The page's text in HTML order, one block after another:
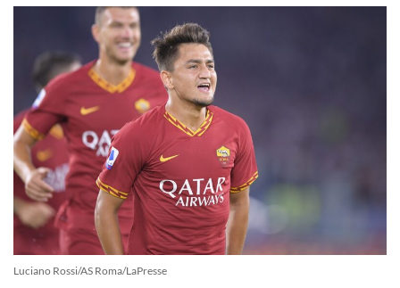
Luciano Rossi/AS Roma/LaPresse